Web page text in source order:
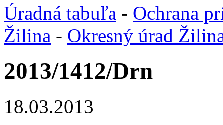
Úradná tabuľa - Ochrana
Žilina - Okresný úrad
2013/1412/Drn
18.03.2013